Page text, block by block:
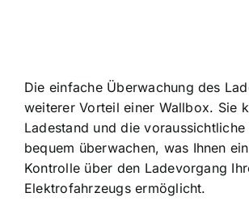
Die einfache Überwachung des
weiterer Vorteil einer Wallbox. Sie
Ladestand und die
bequem überwachen, was Ihnen
Kontrolle über den Ladevorgang
Elektrofahrzeugs ermöglicht.